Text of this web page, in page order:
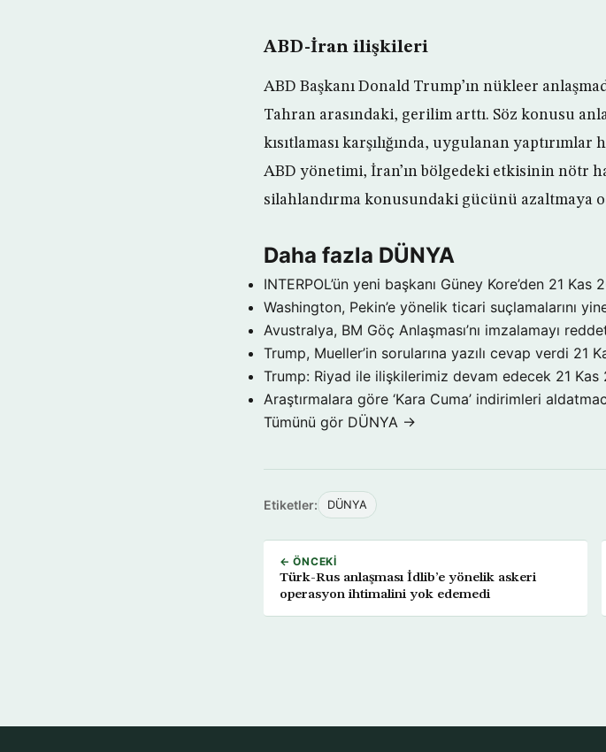
ABD-İran ilişkileri
ABD Başkanı Donald Trump’ın nükleer
Tahran arasındaki, gerilim arttı. Söz konusu
kısıtlaması karşılığında, uygulanan
ABD yönetimi, İran’ın bölgedeki etkisinin nötr
silahlandırma konusundaki gücünü azaltmaya
Daha fazla DÜNYA
INTERPOL’ün yeni başkanı Güney Kore’den 21 Kas
Washington, Pekin’e yönelik ticari suçlamalarını
Avustralya, BM Göç Anlaşması’nı imzalamayı
Trump, Mueller’in sorularına yazılı cevap verdi 21
Trump: Riyad ile ilişkilerimiz devam edecek 21 Kas
Araştırmalara göre ‘Kara Cuma’ indirimleri
Tümünü gör DÜNYA →
Etiketler: DÜNYA
← ÖNCEKI
Türk-Rus anlaşması İdlib’e yönelik askeri
operasyon ihtimalini yok edemedi